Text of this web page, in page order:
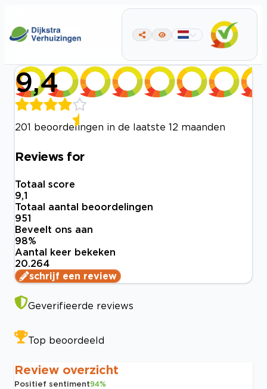
9,4
201 beoordelingen in de laatste 12 maanden
Reviews for
Totaal score
9,1
Totaal aantal beoordelingen
951
Beveelt ons aan
98%
Aantal keer bekeken
20.264
schrijf een review
Geverifieerde reviews
Top beoordeeld
Review overzicht
Positief sentiment94%